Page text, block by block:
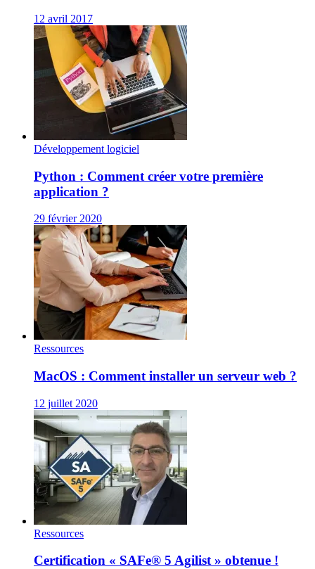
12 avril 2017
Développement logiciel
Python : Comment créer votre première
application ?
29 février 2020
Ressources
MacOS : Comment installer un serveur web ?
12 juillet 2020
Ressources
Certification « SAFe® 5 Agilist » obtenue !